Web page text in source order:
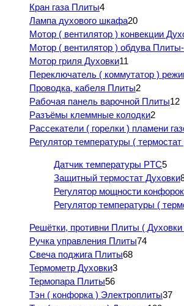
Кран газа Плиты4
Лампа духового шкафа20
Мотор ( вентилятор ) конвекции
Мотор ( вентилятор ) обдува
Мотор гриля Духовки11
Переключатель ( коммутатор )
Проводка, кабеля Плиты2
Рабочая панель варочной Плиты12
Разъёмы клеммные колодки2
Рассекатели ( горелки ) пламени
Регулятор температуры (
Датчик температуры PTC5
Защитный термостат Духовки
Регулятор мощности
Регулятор температуры (
Решётки, противни Плиты ( Духовки
Ручка управления Плиты74
Свеча поджига Плиты68
Термометр Духовки3
Термопара Плиты56
Тэн ( конфорка ) Электроплиты37